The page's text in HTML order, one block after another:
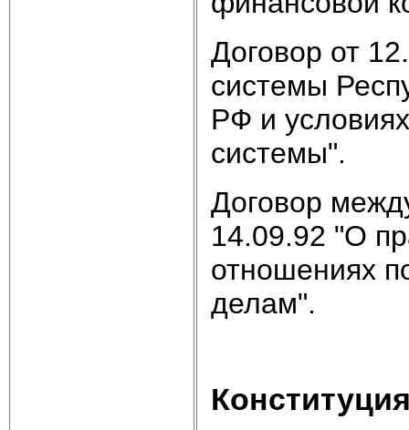
Договор от
системы
РФ и
системы".
Договор
14.09.92 "О
отношениях
делам".